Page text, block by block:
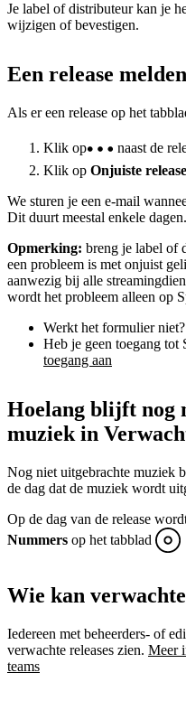
Je label of distributeur kan je
wijzigen of bevestigen.
Een release
Als er een release op het
Klik op
naast de
Klik op Onjuiste
We sturen je een e-mail
Dit duurt meestal enkele dagen.
Opmerking: breng je label of
een probleem is met onjuist
aanwezig bij alle
wordt het probleem alleen op
Werkt het formulier niet?
Heb je geen toegang
toegang aan
Hoelang blijft nog
muziek in
Nog niet uitgebrachte muziek
de dag dat de muziek wordt
Op de dag van de release
Nummers op het tabblad
Wie kan
Iedereen met beheerders- of
verwachte releases zien. Meer
teams